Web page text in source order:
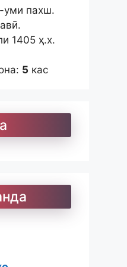
уми пахш.
1405 ҳ.х.
5 кас